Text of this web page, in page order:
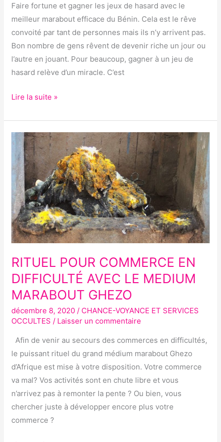
Faire fortune et gagner les jeux de hasard avec le
meilleur marabout efficace du Bénin. Cela est le rêve
convoité par tant de personnes mais ils n’y arrivent pas.
Bon nombre de gens rêvent de devenir riche un jour ou
l’autre en jouant. Pour beaucoup, gagner à un jeu de
hasard relève d’un miracle. C’est
Lire la suite »
RITUEL POUR COMMERCE EN
DIFFICULTÉ AVEC LE MEDIUM
MARABOUT GHEZO
décembre 8, 2020/ CHANCE-VOYANCE ET SERVICES
OCCULTES / Laisser un commentaire
Afin de venir au secours des commerces en difficultés,
le puissant rituel du grand médium marabout Ghezo
d’Afrique est mise à votre disposition. Votre commerce
va mal? Vos activités sont en chute libre et vous
n’arrivez pas à remonter la pente ? Ou bien, vous
chercher juste à développer encore plus votre
commerce ?
RITUEL
POUR
COMMERCE
EN
DIFFICULTÉ
AVEC
LE
MEDIUM
MARABOUT
GHEZO